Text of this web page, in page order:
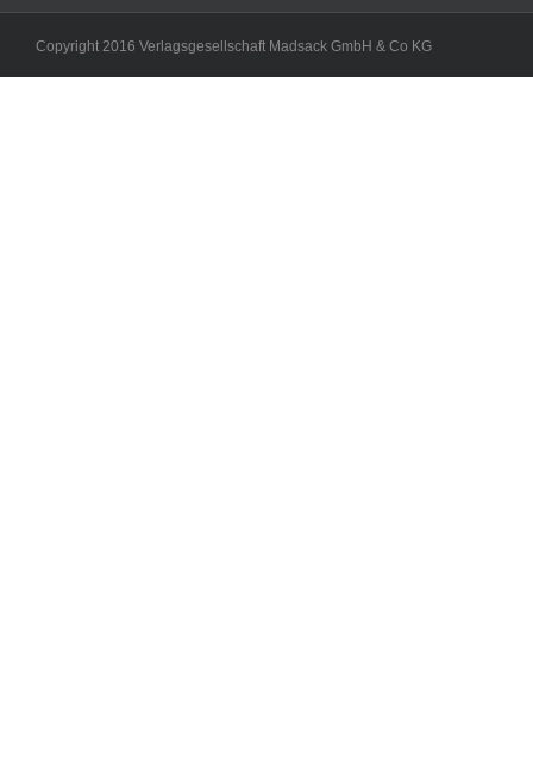
Copyright 2016 Verlagsgesellschaft Madsack GmbH & Co KG